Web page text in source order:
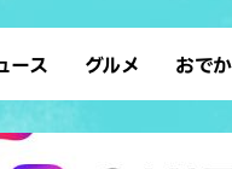
ース グルメ
ラーメン
おで
デー